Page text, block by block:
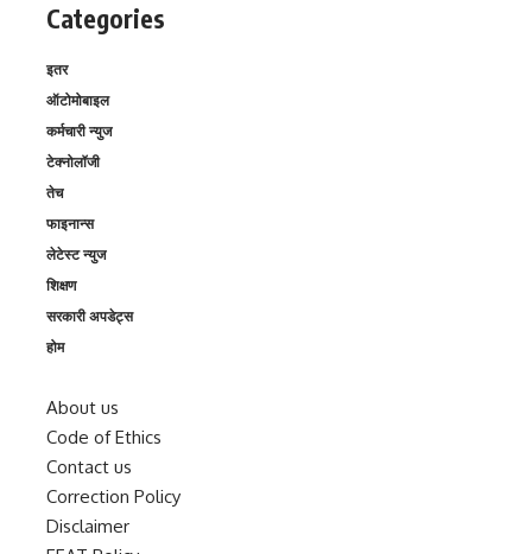
Categories
इतर
ऑटोमोबाइल
कर्मचारी न्युज
टेक्नोलॉजी
तेच
फाइनान्स
लेटेस्ट न्युज
शिक्षण
सरकारी अपडेट्स
होम
About us
Code of Ethics
Contact us
Correction Policy
Disclaimer